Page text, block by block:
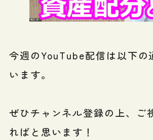
今週のYouTube配信は以下の
います。
ぜひチャンネル登録の上、ご
ればと思います！